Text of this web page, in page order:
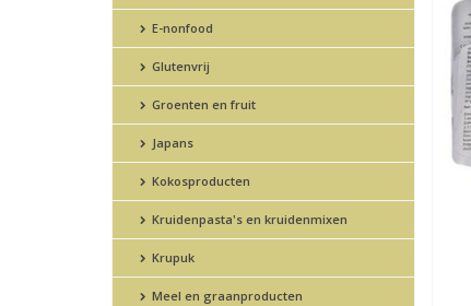
E-nonfood
Glutenvrij
Groenten en fruit
Japans
Kokosproducten
Kruidenpasta's en kruidenmixen
Krupuk
Meel en graanproducten